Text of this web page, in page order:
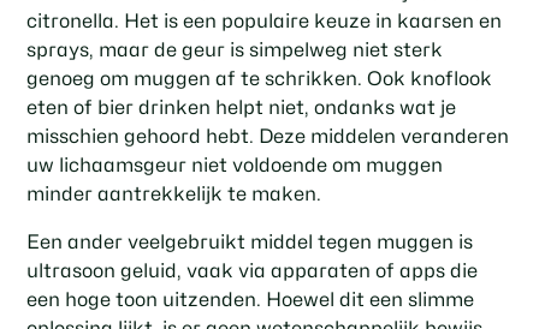
citronella. Het is een populaire keuze in kaarsen en
sprays, maar de geur is simpelweg niet sterk
genoeg om muggen af te schrikken. Ook knoflook
eten of bier drinken helpt niet, ondanks wat je
misschien gehoord hebt. Deze middelen veranderen
uw lichaamsgeur niet voldoende om muggen
minder aantrekkelijk te maken.
Een ander veelgebruikt middel tegen muggen is
ultrasoon geluid, vaak via apparaten of apps die
een hoge toon uitzenden. Hoewel dit een slimme